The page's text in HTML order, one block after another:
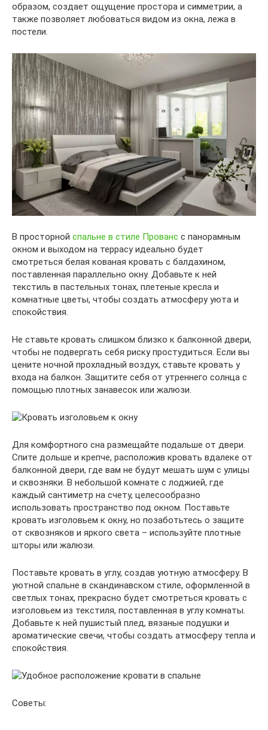
образом, создает ощущение простора и симметрии, а
также позволяет любоваться видом из окна, лежа в
постели.
В просторной спальне в стиле Прованс с панорамным
окном и выходом на террасу идеально будет
смотреться белая кованая кровать с балдахином,
поставленная параллельно окну. Добавьте к ней
текстиль в пастельных тонах, плетеные кресла и
комнатные цветы, чтобы создать атмосферу уюта и
спокойствия.
Не ставьте кровать слишком близко к балконной двери,
чтобы не подвергать себя риску простудиться. Если вы
цените ночной прохладный воздух, ставьте кровать у
входа на балкон. Защитите себя от утреннего солнца с
помощью плотных занавесок или жалюзи.
Для комфортного сна размещайте подальше от двери.
Спите дольше и крепче, расположив кровать вдалеке от
балконной двери, где вам не будут мешать шум с улицы
и сквозняки. В небольшой комнате с лоджией, где
каждый сантиметр на счету, целесообразно
использовать пространство под окном. Поставьте
кровать изголовьем к окну, но позаботьтесь о защите
от сквозняков и яркого света – используйте плотные
шторы или жалюзи.
Поставьте кровать в углу, создав уютную атмосферу. В
уютной спальне в скандинавском стиле, оформленной в
светлых тонах, прекрасно будет смотреться кровать с
изголовьем из текстиля, поставленная в углу комнаты.
Добавьте к ней пушистый плед, вязаные подушки и
ароматические свечи, чтобы создать атмосферу тепла и
спокойствия.
Советы: